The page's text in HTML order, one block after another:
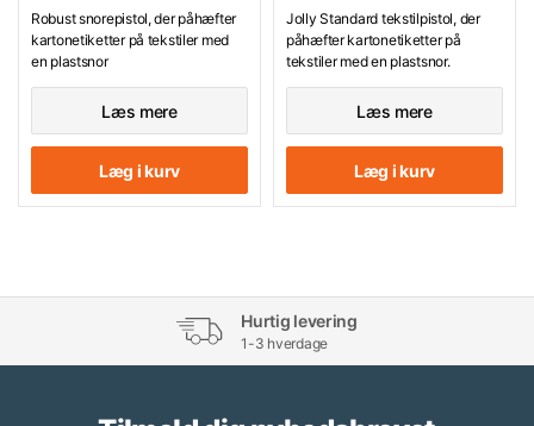
Robust snorepistol, der påhæfter
kartonetiketter på tekstiler med
en plastsnor
Læs mere
Læg i kurv
Jolly Standard tekstilpistol, der
påhæfter kartonetiketter på
tekstiler med en plastsnor.
Læs mere
Læg i kurv
Hurtig levering
1-3 hverdage